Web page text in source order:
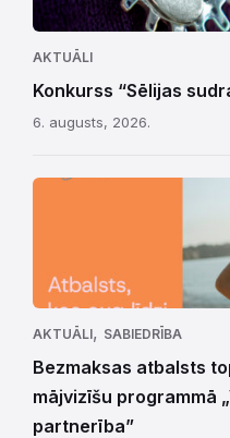
AKTUĀLI
Konkurss “Sēlijas
6. augusts, 2026.
AKTUĀLI, SABIEDRĪBA
Bezmaksas atbalsts
mājvizīšu programmā
partnerība”